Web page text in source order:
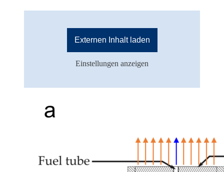
Externen Inhalt laden
Einstellungen anzeigen